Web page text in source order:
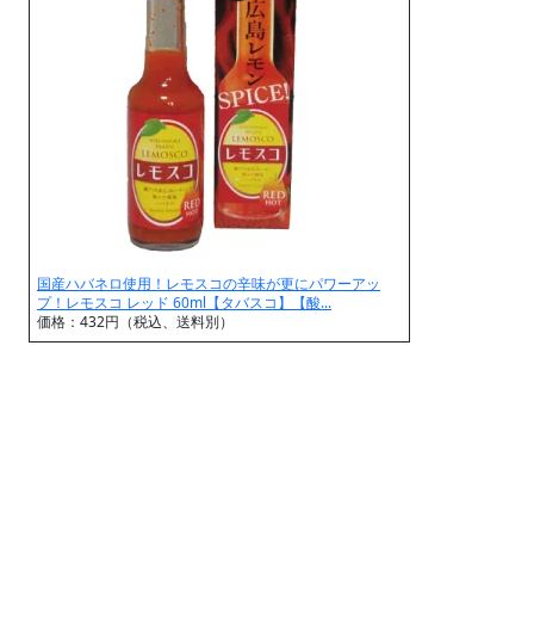
国産ハバネロ使用！レモスコの辛味が更にパワーアッ
プ！レモスコ レッド 60ml【タバスコ】【酸...
価格：432円（税込、送料別）